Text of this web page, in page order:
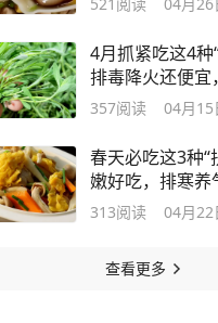
4月抓紧吃这4种
排毒降火还便宜
了
357阅读 04月15
春天必吃这3种“
嫩好吃，排寒养
313阅读 04月22
查看更多